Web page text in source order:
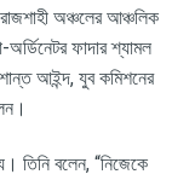
রাজশাহী অঞ্চলের আঞ্চলিক
-অর্ডিনেটর ফাদার শ্যামল
আইন্দ, যুব কমিশনের
তিনি বলেন, “নিজেকে